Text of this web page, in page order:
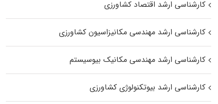
کارشناسی ارشد اقتصاد کشاورزی
کارشناسی ارشد مهندسی مکانیزاسیون کشاورزی
کارشناسی ارشد مهندسی مکانیک بیوسیستم
کارشناسی ارشد بیوتکنولوژی کشاورزی